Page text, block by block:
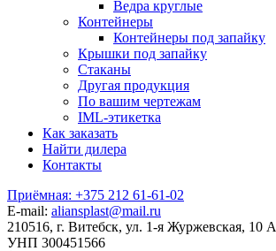
Ведра круглые
Контейнеры
Контейнеры под запайку
Крышки под запайку
Стаканы
Другая продукция
По вашим чертежам
IML-этикетка
Как заказать
Найти дилера
Контакты
Приёмная: +375 212 61-61-02
E-mail: aliansplast@mail.ru
210516, г. Витебск, ул. 1-я Журжевская, 10 А
УНП 300451566